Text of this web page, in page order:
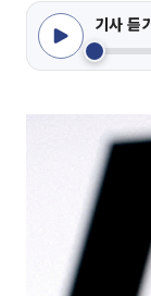
기사 듣